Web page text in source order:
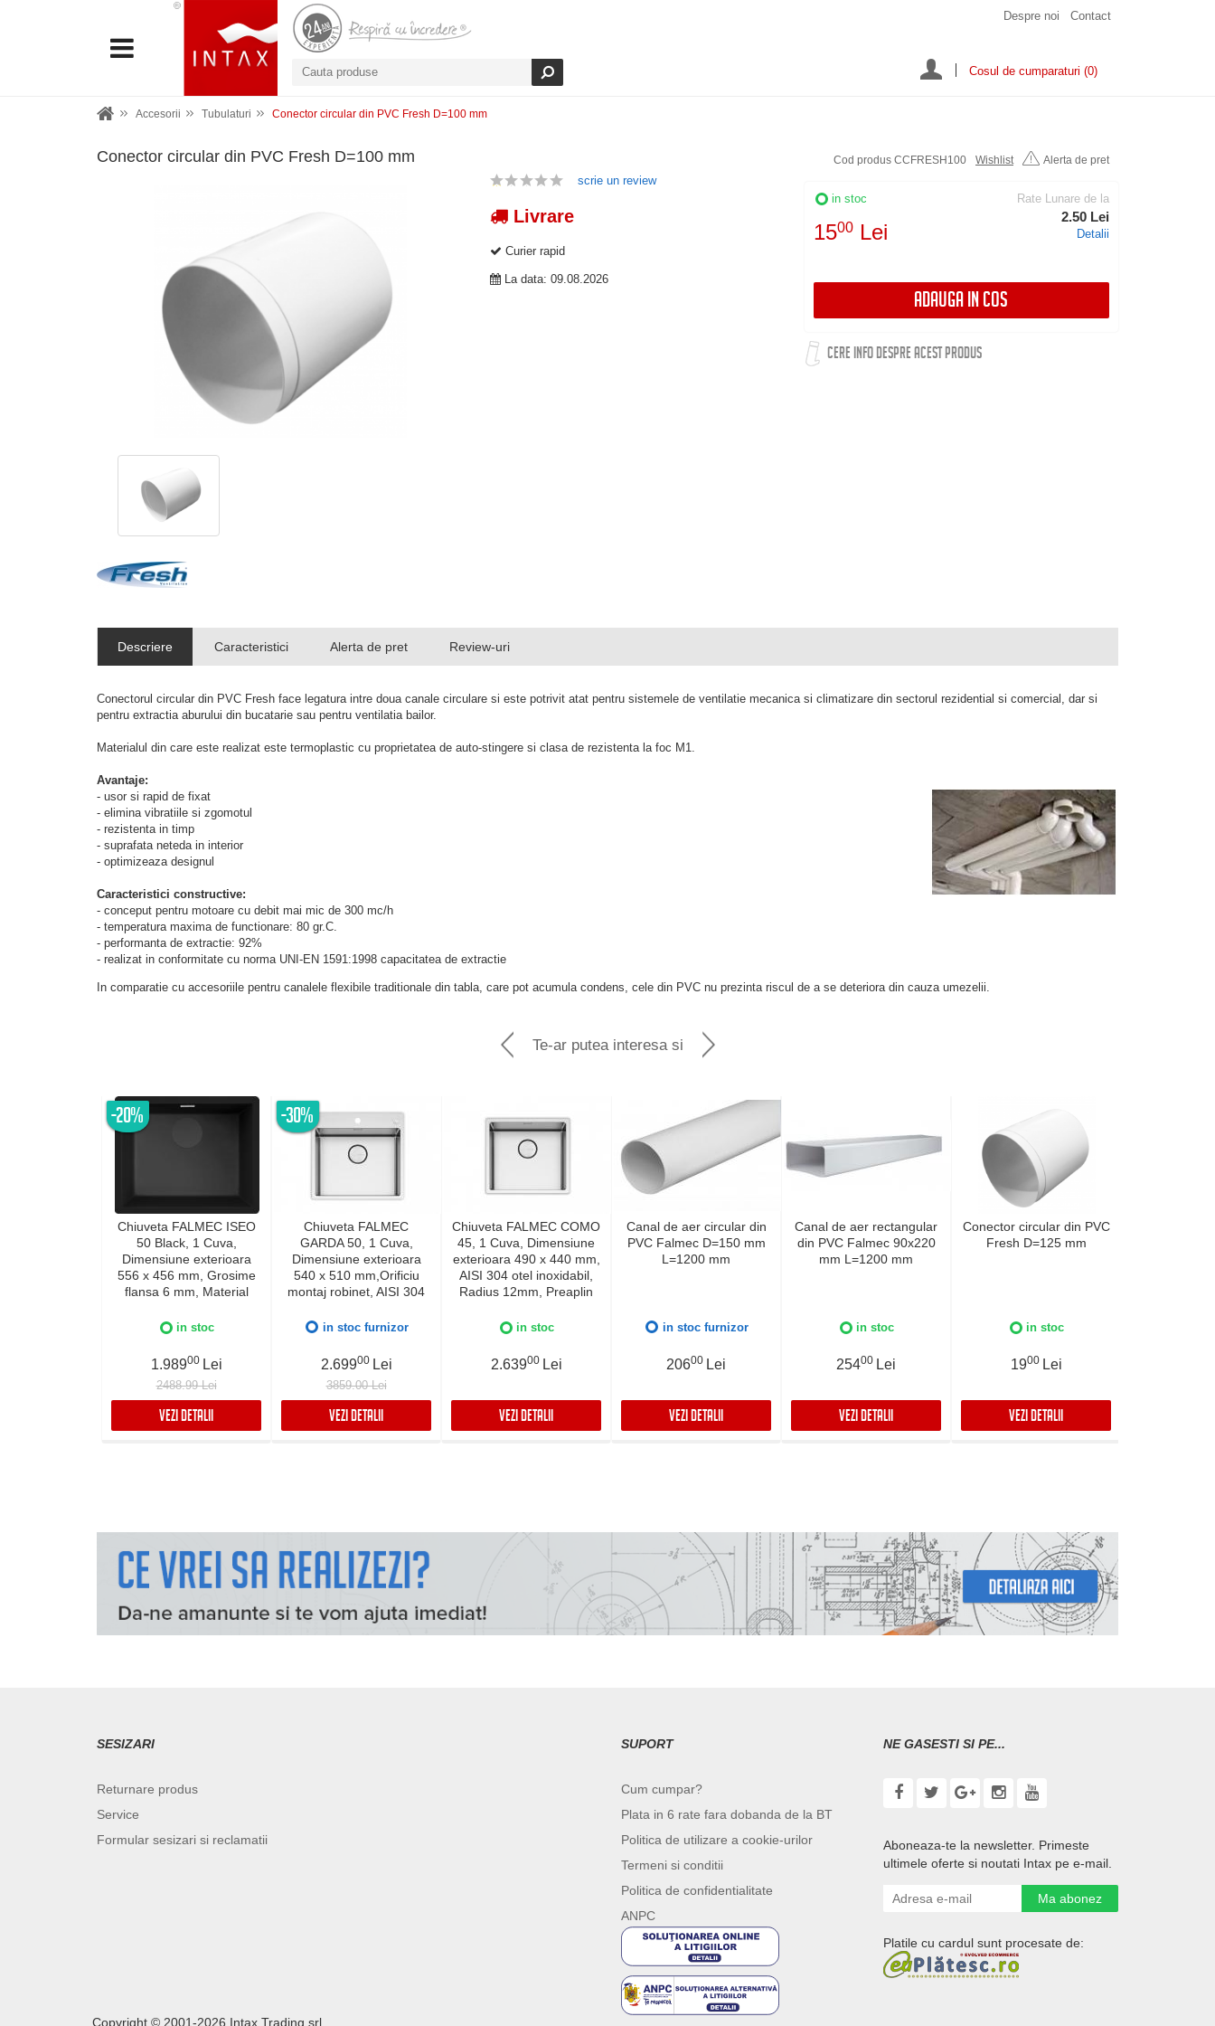
Despre noi Contact
Cosul de cumparaturi (0)
Accesorii Tubulaturi Conector circular din PVC Fresh D=100 mm
Conector circular din PVC Fresh D=100 mm Cod produs CCFRESH100 Wishlist Alerta de pret
in stoc
1500Lei
Rate Lunare de la
2.50 Lei
Detalii
ADAUGA IN COS
CERE INFO DESPRE ACEST PRODUS
scrie un review
Livrare
Curier rapid
La data: 09.08.2026
Descriere Caracteristici Alerta de pret Review-uri
Conectorul circular din PVC Fresh face legatura intre doua canale circulare si este potrivit atat pentru sistemele de ventilatie mecanica si climatizare din sectorul rezidential si comercial, dar si
pentru extractia aburului din bucatarie sau pentru ventilatia bailor.
Materialul din care este realizat este termoplastic cu proprietatea de auto-stingere si clasa de rezistenta la foc M1.
Avantaje:
- usor si rapid de fixat
- elimina vibratiile si zgomotul
- rezistenta in timp
- suprafata neteda in interior
- optimizeaza designul
Caracteristici constructive:
- conceput pentru motoare cu debit mai mic de 300 mc/h
- temperatura maxima de functionare: 80 gr.C.
- performanta de extractie: 92%
- realizat in conformitate cu norma UNI-EN 1591:1998 capacitatea de extractie
In comparatie cu accesoriile pentru canalele flexibile traditionale din tabla, care pot acumula condens, cele din PVC nu prezinta riscul de a se deteriora din cauza umezelii.
Te-ar putea interesa si
-20%
Chiuveta FALMEC ISEO
50 Black, 1 Cuva,
Dimensiune exterioara
556 x 456 mm, Grosime
flansa 6 mm, Material
Preaplin Perimetral,
blat
in stoc
1.98900 Lei
2488.99 Lei
VEZI DETALII
-30%
Chiuveta FALMEC
GARDA 50, 1 Cuva,
Dimensiune exterioara
540 x 510 mm,Orificiu
montaj robinet, AISI 304
12mm, Supapa de golire
zgomot, Sistem drenaj
FALMEC, Instalare flush
sau pe blat
in stoc furnizor
2.69900 Lei
3859.00 Lei
VEZI DETALII
Chiuveta FALMEC COMO
45, 1 Cuva, Dimensiune
exterioara 490 x 440 mm,
AISI 304 otel inoxidabil,
Radius 12mm, Preaplin
zgomot, Sistem drenaj
sau pe blat
in stoc
2.63900 Lei
VEZI DETALII
Canal de aer circular din
PVC Falmec D=150 mm
L=1200 mm
in stoc furnizor
20600 Lei
VEZI DETALII
Canal de aer rectangular
din PVC Falmec 90x220
mm L=1200 mm
in stoc
25400 Lei
VEZI DETALII
Conector circular din PVC
Fresh D=125 mm
in stoc
1900 Lei
VEZI DETALII
SESIZARI
Returnare produs
Service
Formular sesizari si reclamatii
Copyright ©️ 2001-2026 Intax Trading srl
SUPORT
Cum cumpar?
Plata in 6 rate fara dobanda de la BT
Politica de utilizare a cookie-urilor
Termeni si conditii
Politica de confidentialitate
ANPC
NE GASESTI SI PE...
Aboneaza-te la newsletter. Primeste
ultimele oferte si noutati Intax pe e-mail.
Ma abonez
Platile cu cardul sunt procesate de: